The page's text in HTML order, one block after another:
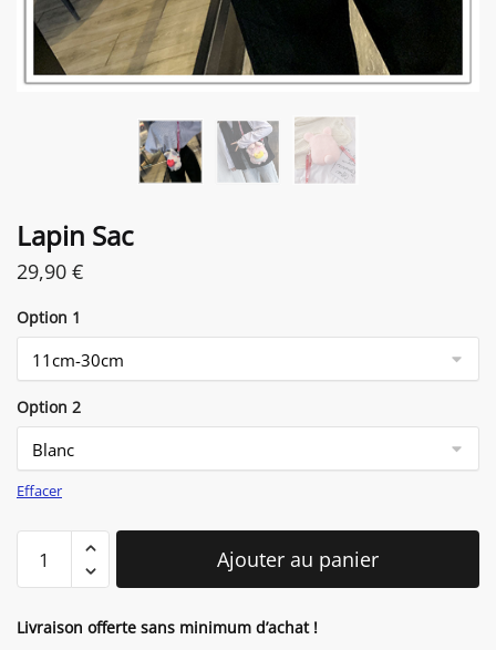
Lapin Sac
29,90 €
Option 1
Option 2
Effacer
Sac
Ajouter au panier
Livraison offerte sans minimum d’achat !